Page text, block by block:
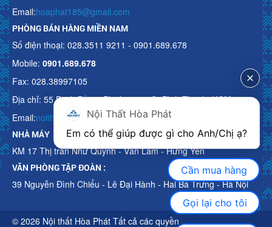
Email:hoaphat185@gmail.com
PHÒNG BÁN HÀNG MIỀN NAM
Số điện thoại: 028.3511 9211 - 0901.689.678
Mobile: 0901.689.678
Fax: 028.38997105
Địa chỉ: 55 Bạch Đằng, Phường 15, Q. Bình Thạnh, HCM
Email:noithathoaphattot@gmail.com
NHÀ MÁY
KM 17 Thị trấn Như Quỳnh - Văn Lâm - Hưng Yên
VĂN PHÒNG TẬP ĐOÀN :
39 Nguyễn Đình Chiểu - Lê Đại Hành - Hai Bà Trưng - Hà Nội
© 2026 Nội thất Hòa Phát Tất cả các quyền
Nội Thất Hòa Phát
Cần mua hàng
Gọi lại cho tôi